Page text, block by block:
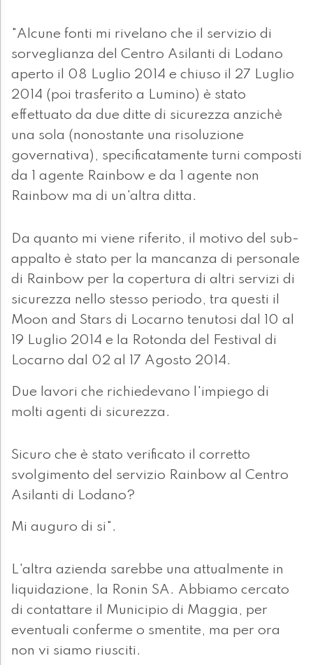
"Alcune fonti mi rivelano che il servizio di
sorveglianza del Centro Asilanti di Lodano
aperto il 08 Luglio 2014 e chiuso il 27 Luglio
2014 (poi trasferito a Lumino) è stato
effettuato da due ditte di sicurezza anzichè
una sola (nonostante una risoluzione
governativa), specificatamente turni composti
da 1 agente Rainbow e da 1 agente non
Rainbow ma di un'altra ditta.
Da quanto mi viene riferito, il motivo del sub-
appalto è stato per la mancanza di personale
di Rainbow per la copertura di altri servizi di
sicurezza nello stesso periodo, tra questi il
Moon and Stars di Locarno tenutosi dal 10 al
19 Luglio 2014 e la Rotonda del Festival di
Locarno dal 02 al 17 Agosto 2014.
Due lavori che richiedevano l'impiego di
molti agenti di sicurezza.
Sicuro che è stato verificato il corretto
svolgimento del servizio Rainbow al Centro
Asilanti di Lodano?
Mi auguro di si".
L'altra azienda sarebbe una attualmente in
liquidazione, la Ronin SA. Abbiamo cercato
di contattare il Municipio di Maggia, per
eventuali conferme o smentite, ma per ora
non vi siamo riusciti.